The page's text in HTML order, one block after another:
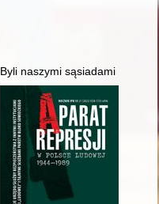
Byli naszymi sąsiadami :